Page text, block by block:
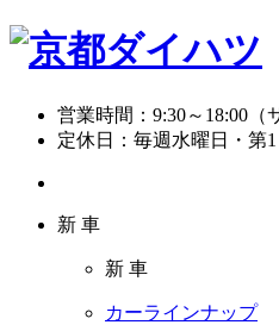
営業時間： 9:30～18:00（
定休日： 毎週水曜日・第
新 車
新 車
カーラインナップ